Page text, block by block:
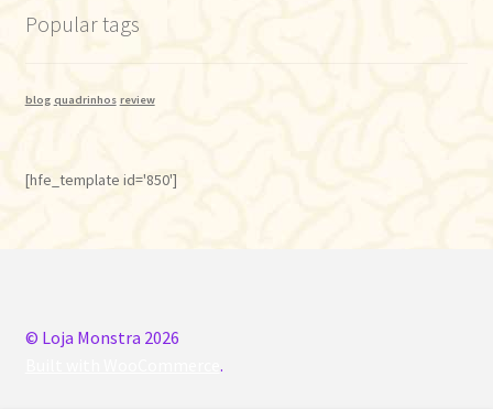
Popular tags
blog quadrinhos review
[hfe_template id='850']
© Loja Monstra 2026
.